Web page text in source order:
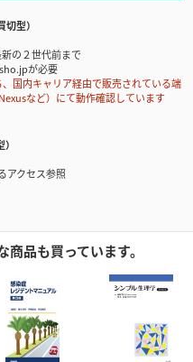
型）
の２世代前まで
が必要
国内キャリア経由で販売されている端
など）にて動作確認しています
アクセス参照
品も買っています。